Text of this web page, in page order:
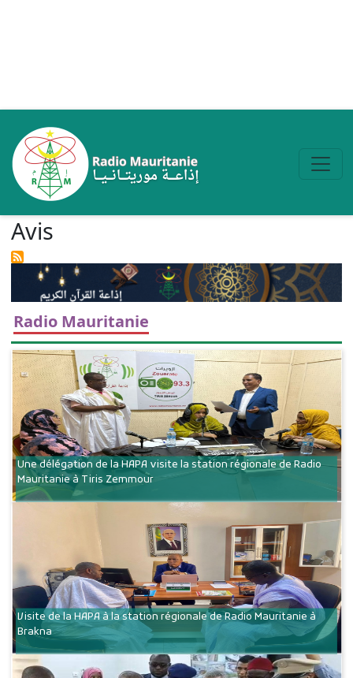
Avis
Radio Mauritanie
Une délégation de la HAPA visite la station régionale de Radio
Mauritanie à Tiris Zemmour
Visite de la HAPA à la station régionale de Radio Mauritanie à
Brakna